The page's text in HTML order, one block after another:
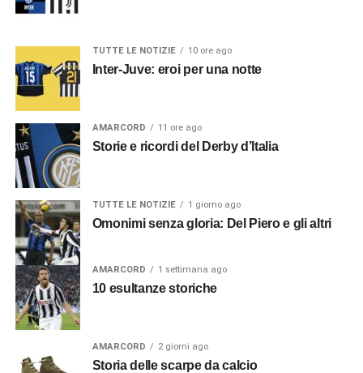
TUTTE LE NOTIZIE 10 ore ago
Inter-Juve: eroi per una notte
AMARCORD 11 ore ago
Storie e ricordi del Derby d’Italia
TUTTE LE NOTIZIE 1 giorno ago
Omonimi senza gloria: Del Piero e gli altri
AMARCORD 1 settimana ago
10 esultanze storiche
AMARCORD 2 giorni ago
Storia delle scarpe da calcio